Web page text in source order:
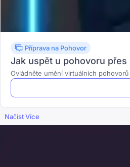
Příprava na Pohovor
Jak uspět u pohovoru
Ovládněte umění virtuálních
Načíst Více